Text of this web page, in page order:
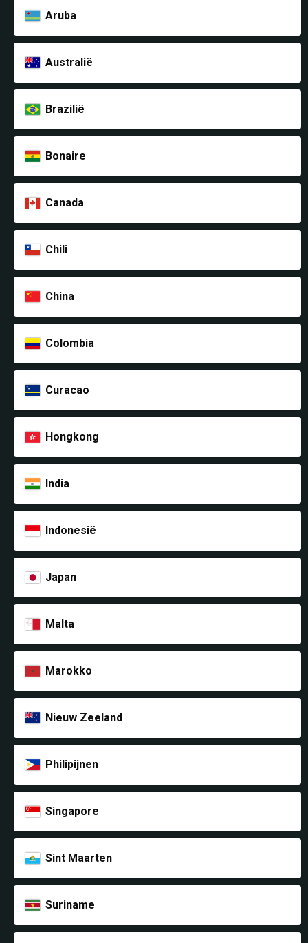
Aruba
Australië
Brazilië
Bonaire
Canada
Chili
China
Colombia
Curacao
Hongkong
India
Indonesië
Japan
Malta
Marokko
Nieuw Zeeland
Philipijnen
Singapore
Sint Maarten
Suriname